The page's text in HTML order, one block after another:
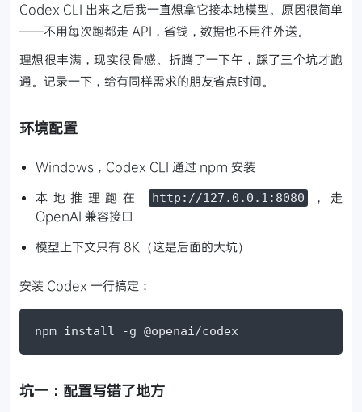
Codex CLI 出来之后我一直想拿它接本地模型。原因很简单
——不用每次跑都走 API，省钱，数据也不用往外送。
理想很丰满，现实很骨感。折腾了一下午，踩了三个坑才跑
通。记录一下，给有同样需求的朋友省点时间。
环境配置
Windows，Codex CLI 通过 npm 安装
本地推理跑在
http://127.0.0.1:8080
，走
OpenAI 兼容接口
模型上下文只有 8K（这是后面的大坑）
安装 Codex 一行搞定：
npm install -g @openai/codex
坑一：配置写错了地方